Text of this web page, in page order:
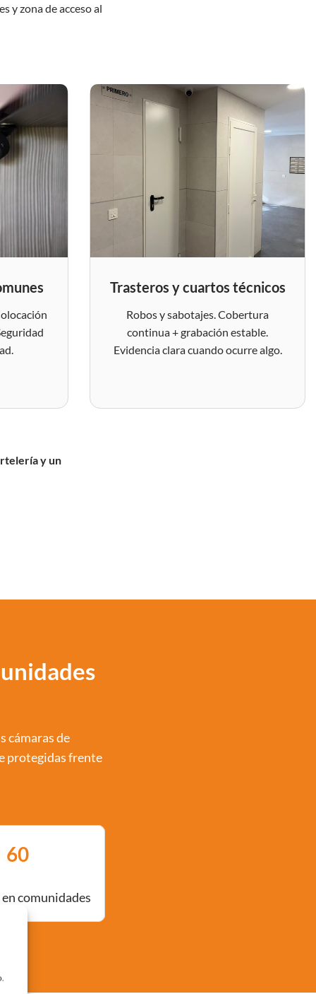
y zona de acceso al
Trasteros y cuartos técnicos
Robos y sabotajes. Cobertura
continua + grabación estable.
Evidencia clara cuando ocurre algo.
y un
cámaras de
protegidas frente
60
comunidades